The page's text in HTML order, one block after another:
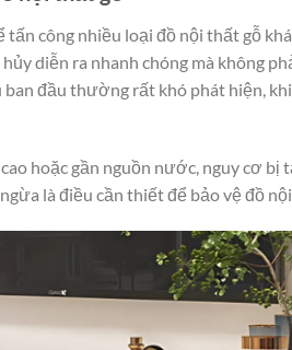
tấn công nhiều loại đồ nội thất gỗ
diễn ra nhanh chóng mà không
đầu thường rất khó phát hiện,
hoặc gần nguồn nước, nguy cơ bị
là điều cần thiết để bảo vệ đồ